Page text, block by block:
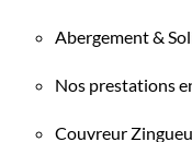
Abergement &
Nos prestations
Couvreur